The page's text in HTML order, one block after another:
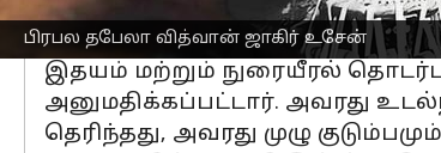
பிரபல தபேலா வித்வான் ஜாகிர் உசேன்
முன்னதாக ஞாயிற்றுக்கிழமை
இதயம் மற்றும் நுரையீரல்
அனுமதிக்கப்பட்டார். அவரது
தெரிந்தது, அவரது முழு